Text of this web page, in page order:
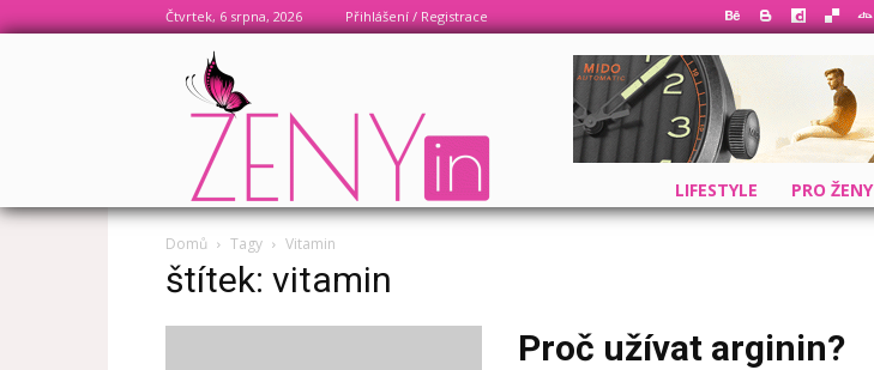
Čtvrtek, 6 srpna, 2026 Přihlášení / Registrace
LIFESTYLE PRO ŽENY
Domů Tagy Vitamin
štítek: vitamin
Proč užívat arginin?